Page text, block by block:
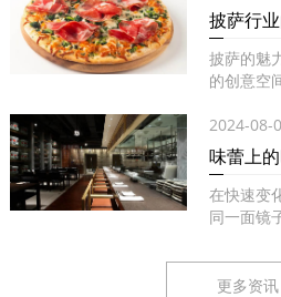
披萨行
披萨的魅
的创意空
2024-08-
味蕾上
在快速变
同一面镜
更多资讯